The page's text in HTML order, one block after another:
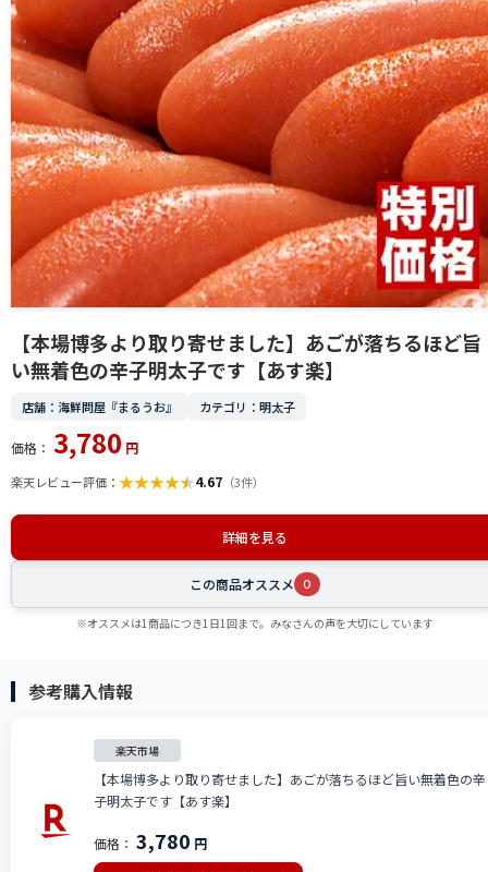
【本場博多より取り寄せました】あごが落ちるほど旨
い無着色の辛子明太子です【あす楽】
店舗：海鮮問屋『まるうお』 カテゴリ：明太子
価格： 3,780 円
楽天レビュー評価： ★★★★★4.67 （3件）
詳細を見る
この商品オススメ 0
※オススメは1商品につき1日1回まで。みなさんの声を大切にしています
参考購入情報
楽天市場
【本場博多より取り寄せました】あごが落ちるほど旨い無着色の辛
子明太子です【あす楽】
価格： 3,780 円